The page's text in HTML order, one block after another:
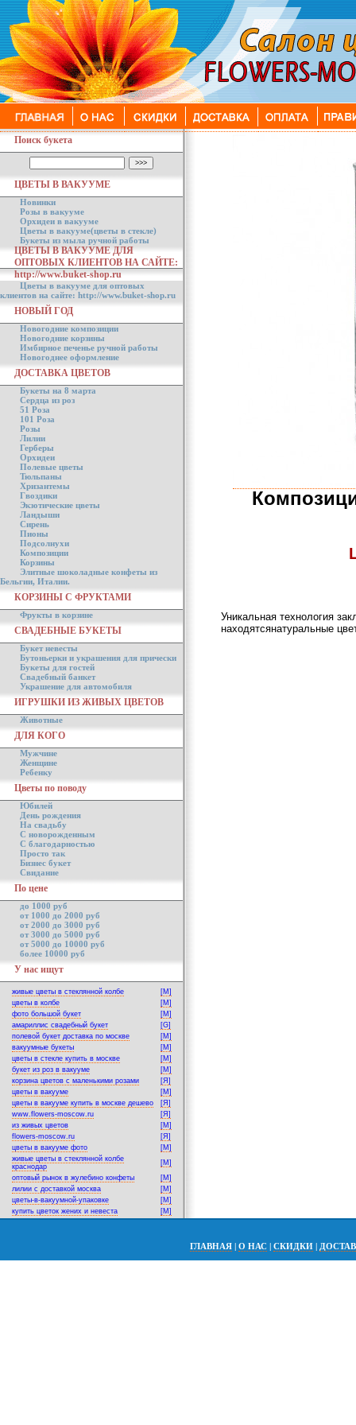
Поиск букета
ЦВЕТЫ В ВАКУУМЕ
Новинки
Розы в вакууме
Орхидеи в вакууме
Цветы в вакууме(цветы в стекле)
Букеты из мыла ручной работы
ЦВЕТЫ В ВАКУУМЕ ДЛЯ
ОПТОВЫХ КЛИЕНТОВ НА САЙТЕ:
http://www.buket-shop.ru
Цветы в вакууме для оптовых
клиентов на сайте: http://www.buket-shop.ru
НОВЫЙ ГОД
Новогодние композиции
Новогодние корзины
Имбирное печенье ручной работы
Новогоднее оформление
ДОСТАВКА ЦВЕТОВ
Букеты на 8 марта
Сердца из роз
51 Роза
101 Роза
Розы
Лилии
Герберы
Орхидеи
Полевые цветы
Тюльпаны
Хризантемы
Гвоздики
Экзотические цветы
Ландыши
Сирень
Пионы
Подсолнухи
Композиции
Корзины
Элитные шоколадные конфеты из
Бельгии, Италии.
КОРЗИНЫ С ФРУКТАМИ
Фрукты в корзине
СВАДЕБНЫЕ БУКЕТЫ
Букет невесты
Бутоньерки и украшения для прически
Букеты для гостей
Свадебный банкет
Украшение для автомобиля
ИГРУШКИ ИЗ ЖИВЫХ ЦВЕТОВ
Животные
ДЛЯ КОГО
Мужчине
Женщине
Ребенку
Цветы по поводу
Юбилей
День рождения
На свадьбу
С новорожденным
С благодарностью
Просто так
Бизнес букет
Свидание
По цене
до 1000 руб
от 1000 до 2000 руб
от 2000 до 3000 руб
от 3000 до 5000 руб
от 5000 до 10000 руб
более 10000 руб
У нас ищут
живые цветы в стеклянной колбе
[M]
цветы в колбе
[M]
фото большой букет
[M]
амариллис свадебный букет
[G]
полевой букет доставка по москве
[M]
вакуумные букеты
[M]
цветы в стекле купить в москве
[M]
букет из роз в вакууме
[M]
корзина цветов с маленькими розами
[Я]
цветы в вакууме
[M]
цветы в вакууме купить в москве дешево
[Я]
www.flowers-moscow.ru
[Я]
из живых цветов
[M]
flowers-moscow.ru
[Я]
цветы в вакууме фото
[M]
живые цветы в стеклянной колбе
краснодар
[M]
оптовый рынок в жулебино конфеты
[M]
лилии с доставкой москва
[M]
цветы-в-вакуумной-упаковке
[M]
купить цветок жених и невеста
[M]
Уникальная технология
находятсянатуральные
ГЛАВНАЯ | О НАС | СКИДКИ |